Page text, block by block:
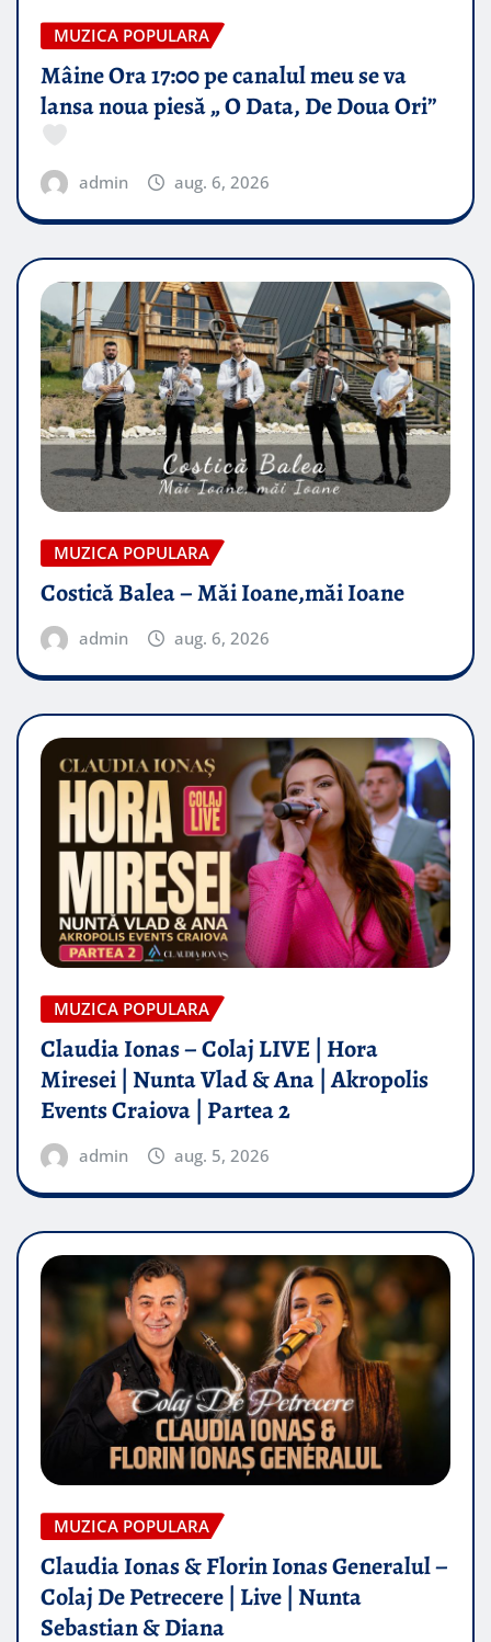
MUZICA POPULARA
Mâine Ora 17:00 pe canalul meu se va
lansa noua piesă „ O Data, De Doua Ori”
admin aug. 6, 2026
MUZICA POPULARA
Costică Balea – Măi Ioane,măi Ioane
admin aug. 6, 2026
MUZICA POPULARA
Claudia Ionas – Colaj LIVE | Hora
Miresei | Nunta Vlad & Ana | Akropolis
Events Craiova | Partea 2
admin aug. 5, 2026
MUZICA POPULARA
Claudia Ionas & Florin Ionas Generalul –
Colaj De Petrecere | Live | Nunta
Sebastian & Diana